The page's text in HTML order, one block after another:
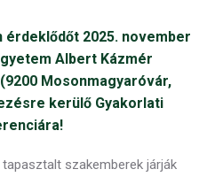
2025. november
Albert Kázmér
Mosonmagyaróvár,
kerülő Gyakorlati
szakemberek járják